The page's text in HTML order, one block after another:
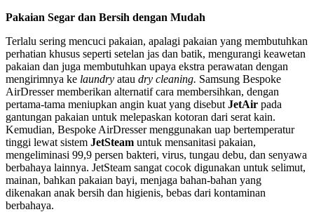
Pakaian Segar dan Bersih dengan Mudah
Terlalu sering mencuci pakaian, apalagi pakaian yang membutuhkan
perhatian khusus seperti setelan jas dan batik, mengurangi keawetan
pakaian dan juga membutuhkan upaya ekstra perawatan dengan
mengirimnya ke laundry atau dry cleaning. Samsung Bespoke
AirDresser memberikan alternatif cara membersihkan, dengan
pertama-tama meniupkan angin kuat yang disebut JetAir pada
gantungan pakaian untuk melepaskan kotoran dari serat kain.
Kemudian, Bespoke AirDresser menggunakan uap bertemperatur
tinggi lewat sistem JetSteam untuk mensanitasi pakaian,
mengeliminasi 99,9 persen bakteri, virus, tungau debu, dan senyawa
berbahaya lainnya. JetSteam sangat cocok digunakan untuk selimut,
mainan, bahkan pakaian bayi, menjaga bahan-bahan yang
dikenakan anak bersih dan higienis, bebas dari kontaminan
berbahaya.